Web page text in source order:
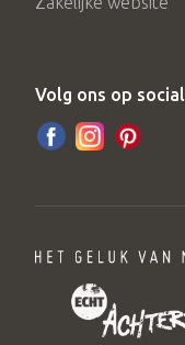
Volg ons op